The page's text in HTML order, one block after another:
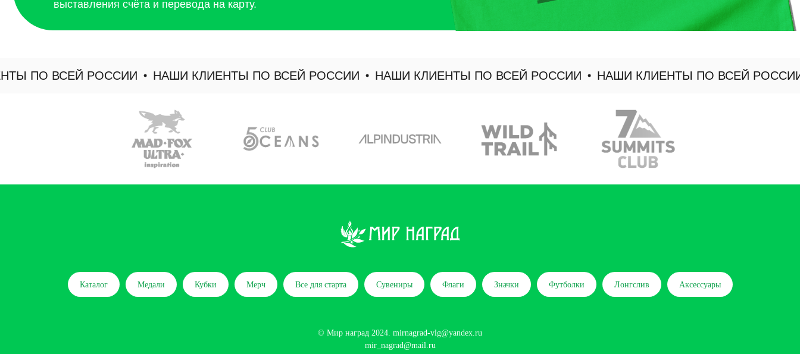
ПО ВСЕЙ РОССИИ НАШИ КЛИЕНТЫ ПО ВСЕЙ РОССИИ НАШИ КЛИЕНТЫ ПО ВСЕЙ РОССИИ НАШИ КЛИЕНТЫ ПО ВСЕЙ РОССИИ
Каталог Медали Кубки Мерч Все для старта Сувениры Флаги Значки Футболки Лонгслив Аксессуары
© Мир наград 2024. mirnagrad-vlg@yandex.ru
mir_nagrad@mail.ru